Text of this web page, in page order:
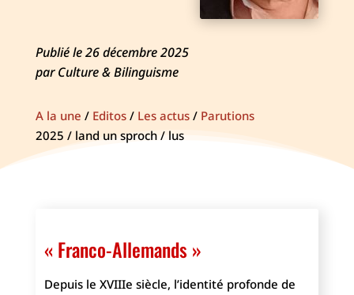
Publié le 26 décembre 2025
par Culture & Bilinguisme
A la une / Editos/ Les actus/ Parutions
2025 / land un sproch / lus
« Franco-Allemands »
Depuis le XVIIIe siècle, l’identité profonde de